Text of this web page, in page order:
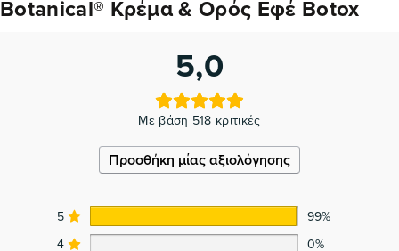
Botanical® Κρέμα & Ορός Εφέ Botox
5,0
Με βάση 518 κριτικές
Προσθήκη μίας αξιολόγησης
5
99%
4
0%